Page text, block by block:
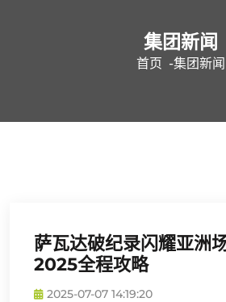
集团新闻
首页 -集团新闻
萨瓦达破纪录闪耀亚洲
2025全程攻略
2025-07-07 14:19:20